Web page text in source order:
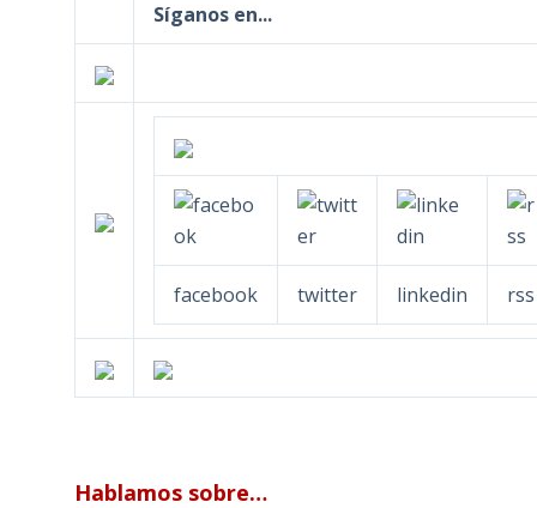
Síganos en...
facebook twitter linkedin rss
Hablamos sobre…